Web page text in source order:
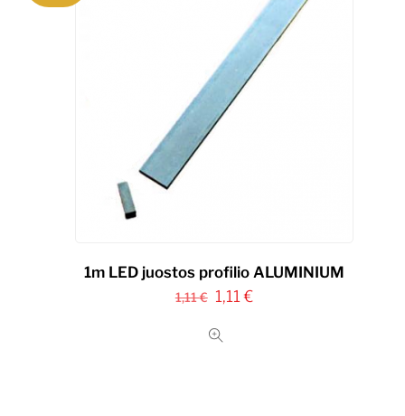
1m LED juostos profilio ALUMINIUM
1,11€ Original
was:
1,11€Current